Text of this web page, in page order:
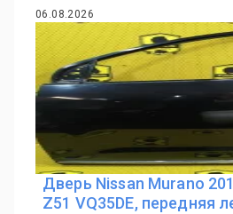
06.08.2026
Дверь Nissan Murano
Z51 VQ35DE, передняя